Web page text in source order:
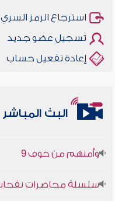
استرجاع الرمز السري
تسجيل عضو جديد
إعادة تفعيل حساب
البث المباشر
أخلاقنا أصالة ومعاصرة